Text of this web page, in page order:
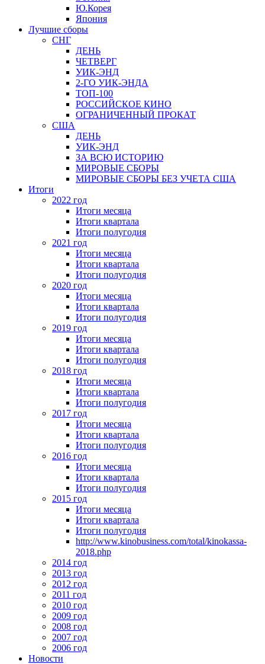
Ю.Корея
Япония
Лучшие сборы
СНГ
ДЕНЬ
ЧЕТВЕРГ
УИК-ЭНД
2-ГО УИК-ЭНДА
ТОП-100
РОССИЙСКОЕ КИНО
ОГРАНИЧЕННЫЙ ПРОКАТ
США
ДЕНЬ
УИК-ЭНД
ЗА ВСЮ ИСТОРИЮ
МИРОВЫЕ СБОРЫ
МИРОВЫЕ СБОРЫ БЕЗ УЧЕТА США
Итоги
2022 год
Итоги месяца
Итоги квартала
Итоги полугодия
2021 год
Итоги месяца
Итоги квартала
Итоги полугодия
2020 год
Итоги месяца
Итоги квартала
Итоги полугодия
2019 год
Итоги месяца
Итоги квартала
Итоги полугодия
2018 год
Итоги месяца
Итоги квартала
Итоги полугодия
2017 год
Итоги месяца
Итоги квартала
Итоги полугодия
2016 год
Итоги месяца
Итоги квартала
Итоги полугодия
2015 год
Итоги месяца
Итоги квартала
Итоги полугодия
http://www.kinobusiness.com/total/kinokassa-
2018.php
2014 год
2013 год
2012 год
2011 год
2010 год
2009 год
2008 год
2007 год
2006 год
Новости